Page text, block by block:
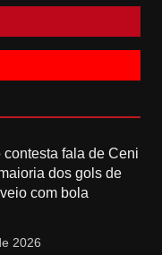
contesta fala de Ceni
dos gols de
com bola
2026